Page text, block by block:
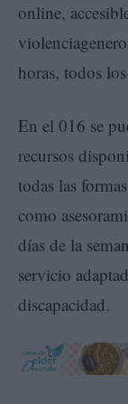
online,
horas, todos
En el 016 se
recursos
todas las
como
días de la
servicio
discapacidad.